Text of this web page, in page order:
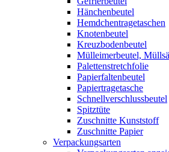
Hänchenbeutel
Hemdchentragetaschen
Knotenbeutel
Kreuzbodenbeutel
Mülleimerbeutel,
Palettenstretchfolie
Papierfaltenbeutel
Papiertragetasche
Schnellverschlussbeutel
Spitztüte
Zuschnitte Kunststoff
Zuschnitte Papier
Verpackungsarten